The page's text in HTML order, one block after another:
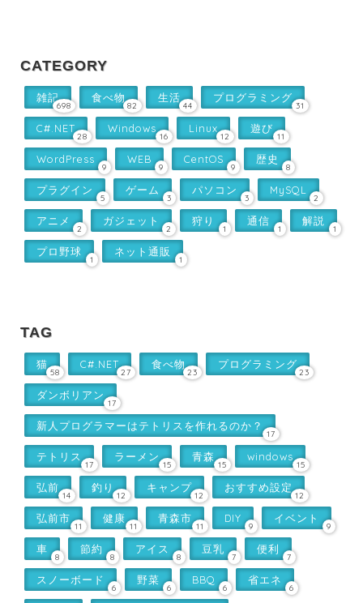
CATEGORY
雑記
698
食べ物
82
生活
44
プログラミング
31
C#.NET
28
Windows
16
Linux
12
遊び
11
WordPress
9
WEB
9
CentOS
9
歴史
8
プラグイン
5
ゲーム
3
パソコン
3
MySQL
2
アニメ
2
ガジェット
2
狩り
1
通信
1
解説
1
プロ野球
1
ネット通販
1
TAG
猫
58
C#.NET
27
食べ物
23
プログラミング
23
ダンボリアン
17
新人プログラマーはテトリスを作れるのか？
17
テトリス
17
ラーメン
15
青森
15
windows
15
弘前
14
釣り
12
キャンプ
12
おすすめ設定
12
弘前市
11
健康
11
青森市
11
DIY
9
イベント
9
車
8
節約
8
アイス
8
豆乳
7
便利
7
スノーボード
6
野菜
6
BBQ
6
省エネ
6